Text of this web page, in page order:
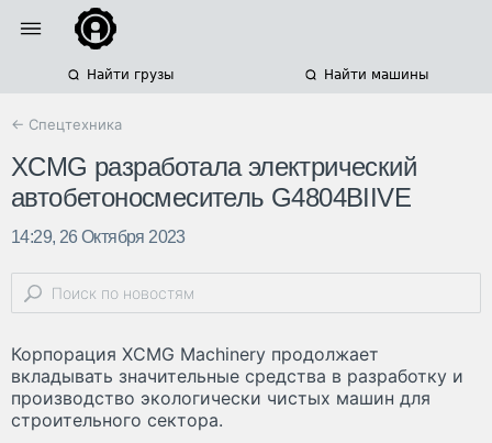
Найти грузы Найти машины
← Спецтехника
XCMG разработала электрический
автобетоносмеситель G4804BIIVE
14:29, 26 Октября 2023
Корпорация XCMG Machinery продолжает
вкладывать значительные средства в разработку и
производство экологически чистых машин для
строительного сектора.